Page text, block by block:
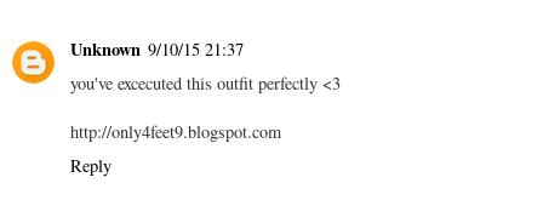
Unknown 9/10/15 21:37
you've excecuted this outfit perfectly <3
http://only4feet9.blogspot.com
Reply